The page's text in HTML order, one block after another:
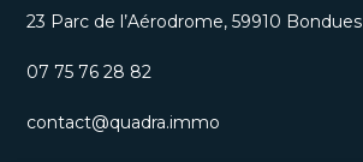
23 Parc de l’Aérodrome, 59910 Bondues
07 75 76 28 82
contact@quadra.immo